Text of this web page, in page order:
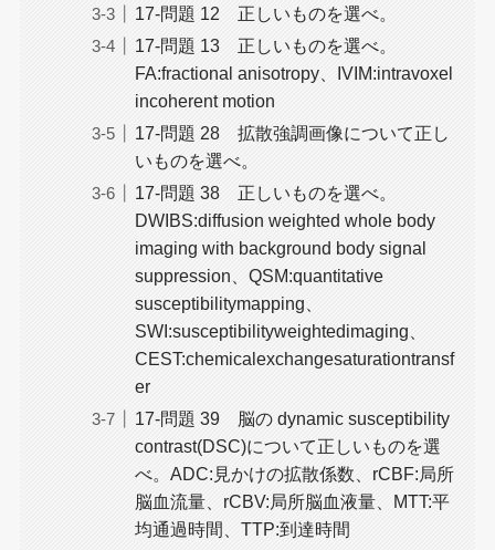
17-問題 12 正しいものを選べ。
17-問題 13 正しいものを選べ。
FA:fractional anisotropy、IVIM:intravoxel
incoherent motion
17-問題 28 拡散強調画像について正し
いものを選べ。
17-問題 38 正しいものを選べ。
DWIBS:diffusion weighted whole body
imaging with background body signal
suppression、QSM:quantitative
susceptibilitymapping、
SWI:susceptibilityweightedimaging、
CEST:chemicalexchangesaturationtransf
er
17-問題 39 脳の dynamic susceptibility
contrast(DSC)について正しいものを選
べ。ADC:見かけの拡散係数、rCBF:局所
脳血流量、rCBV:局所脳血液量、MTT:平
均通過時間、TTP:到達時間